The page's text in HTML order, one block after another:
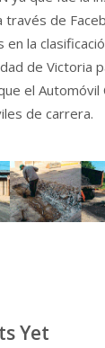
través de
la
de Victoria
el Automóvil
de carrera.
Yet